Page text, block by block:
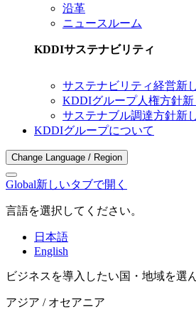
沿革
ニュースルーム
KDDIサステナビリティ
サステナビリティ経営新
KDDIグループ人権方針新
サステナブル調達方針新
KDDIグループについて
Change Language / Region
Global新しいタブで開く
言語を選択してください。
日本語
English
ビジネスを導入したい国・地域を選
アジア / オセアニア